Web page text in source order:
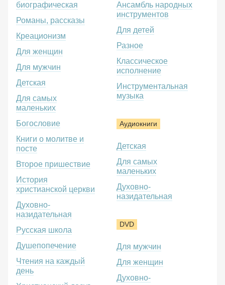
биографическая
Романы, рассказы
Креационизм
Для женщин
Для мужчин
Детская
Для самых
маленьких
Богословие
Книги о молитве и
посте
Второе пришествие
История
христианской церкви
Духовно-
назидательная
Русская школа
Душепопечение
Чтения на каждый
день
Ансамбль народных
инструментов
Для детей
Разное
Классическое
исполнение
Инструментальная
музыка
Аудиокниги
Детская
Для самых
маленьких
Духовно-
назидательная
DVD
Для мужчин
Для женщин
Духовно-